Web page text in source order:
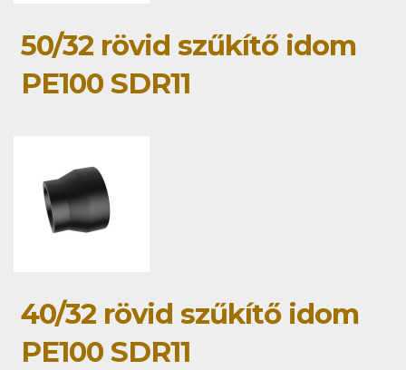
50/32 rövid szűkítő idom
PE100 SDR11
40/32 rövid szűkítő idom
PE100 SDR11